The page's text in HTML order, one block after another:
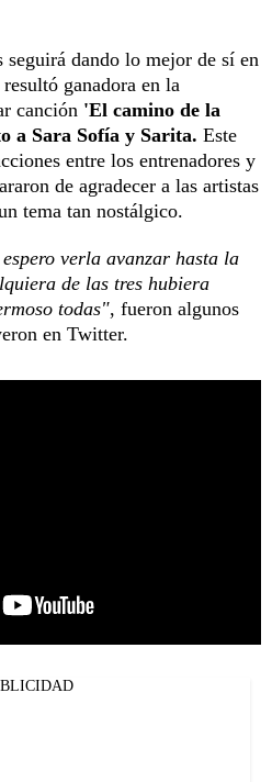
seguirá dando lo mejor de sí en
ganadora en la
canción 'El camino de la
a Sara Sofía y Sarita. Este
entre los entrenadores y
de agradecer a las artistas
tema tan nostálgico.
verla avanzar hasta la
de las tres hubiera
todas", fueron algunos
en Twitter.